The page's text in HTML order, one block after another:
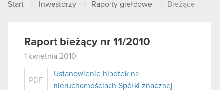
Start Inwestorzy Raporty giełdowe Bieżące
Raport bieżący nr 11/2010
1 kwietnia 2010
PDF
Ustanowienie hipotek na
nieruchomościach Spółki znacznej